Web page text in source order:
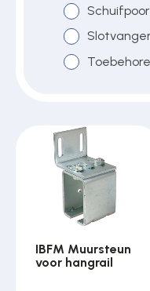
IBFM Muursteun
voor hangrail